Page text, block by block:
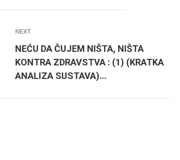
NEXT
NEĆU DA ČUJEM NIŠTA, NIŠTA
KONTRA ZDRAVSTVA : (1) (KRATKA
ANALIZA SUSTAVA)…